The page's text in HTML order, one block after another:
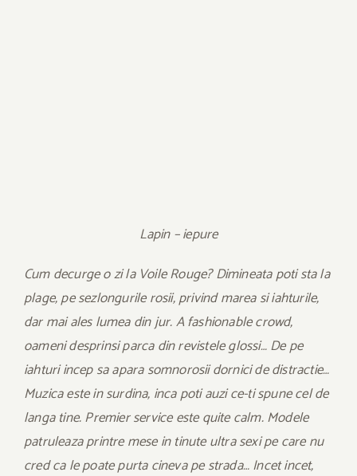
Lapin – iepure
Cum decurge o zi la Voile Rouge? Dimineata poti sta la
plage, pe sezlongurile rosii, privind marea si iahturile,
dar mai ales lumea din jur. A fashionable crowd,
oameni desprinsi parca din revistele glossi… De pe
iahturi incep sa apara somnorosii dornici de distractie…
Muzica este in surdina, inca poti auzi ce-ti spune cel de
langa tine. Premier service este quite calm. Modele
patruleaza printre mese in tinute ultra sexi pe care nu
cred ca le poate purta cineva pe strada… Incet incet,